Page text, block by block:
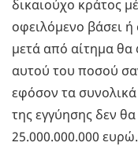
δικαιούχο κράτος
οφειλόμενο βάσει
μετά από αίτημα θα
αυτού του ποσού
εφόσον τα
της εγγύησης δεν
25.000.000.000 ευρώ.